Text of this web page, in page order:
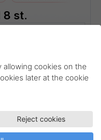
8 st.
cookies on the
later at the cookie
Reject cookies